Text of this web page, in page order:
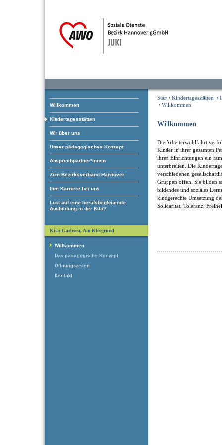
Willkommen
Kindertagesstätten
Wir über uns
Unser pädagogisches Konzept
Ansprechpartner*innen
Zum Bezirksverband Hannover
Ihre Karriere bei uns
Lust auf eine berufsbegleitende
Ausbildung in der Kita?
Start / Kindertagesstätten /
/ Willkommen
Willkommen
Die Arbeiterwohlfahrt
Kinder in ihrer gesamten
ihren Einrichtungen ein
unterbreiten. Die
verschiedenen
Gruppen offen. Sie bilden
bildendes und soziales
kindgerechte Umsetzung
Solidarität, Toleranz,
Kita: Garbsen, Am Kleegrund
Willkommen
Das pädagogische Konzept
Öffnungszeiten
Kontakt